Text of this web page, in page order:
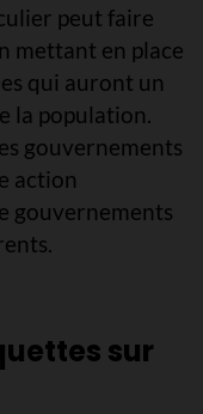
peut faire
mettant en place
qui auront un
la population.
gouvernements
action
gouvernements
sur